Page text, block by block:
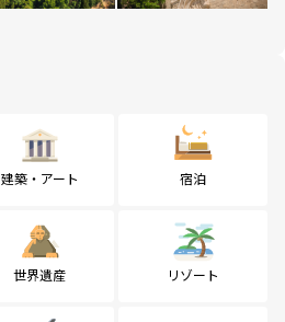
建築・アート 宿泊
世界遺産 リゾート